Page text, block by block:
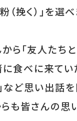
（挽く）」を選べ
ら「友人たち
に食べに来て
など思い出話
らも皆さんの